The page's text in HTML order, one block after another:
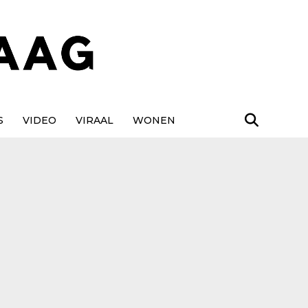
VIDEO VIRAAL WONEN